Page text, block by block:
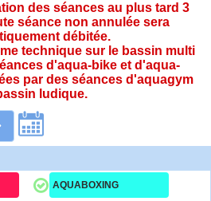
des séances au plus tard 3
séance non annulée sera
débitée.
technique sur le bassin multi
d'aqua-bike et d'aqua-
par des séances d'aquagym
ludique.
AQUABOXING